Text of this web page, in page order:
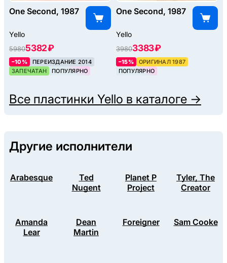
One Second, 1987
Yello
59805382 ₽
–10%
ПЕРЕИЗДАНИЕ 2014
ЗАПЕЧАТАН
ПОПУЛЯРНО
One Second, 1987
Yello
39803383 ₽
–15%
ОРИГИНАЛ 1987
ПОПУЛЯРНО
Все пластинки Yello в каталоге →
Другие исполнители
Arabesque
Ted
Nugent
Planet P
Project
Tyler, The
Creator
Amanda
Lear
Dean
Martin
Foreigner Sam Cooke